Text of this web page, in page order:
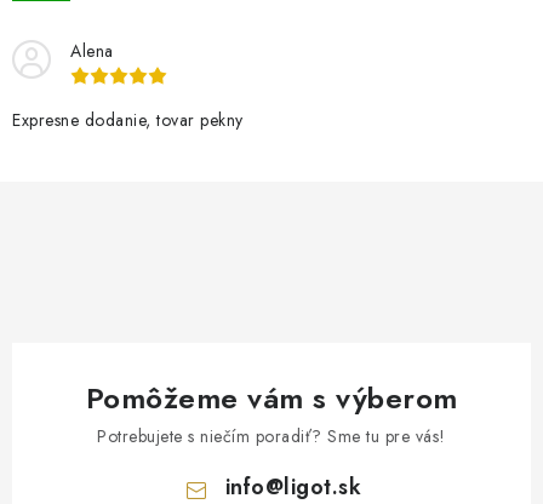
Alena
Expresne dodanie, tovar pekny
Pomôžeme vám s výberom
Potrebujete s niečím poradiť? Sme tu pre vás!
info@ligot.sk